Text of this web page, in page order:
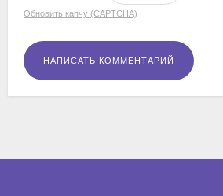
Обновить капчу (CAPTCHA)